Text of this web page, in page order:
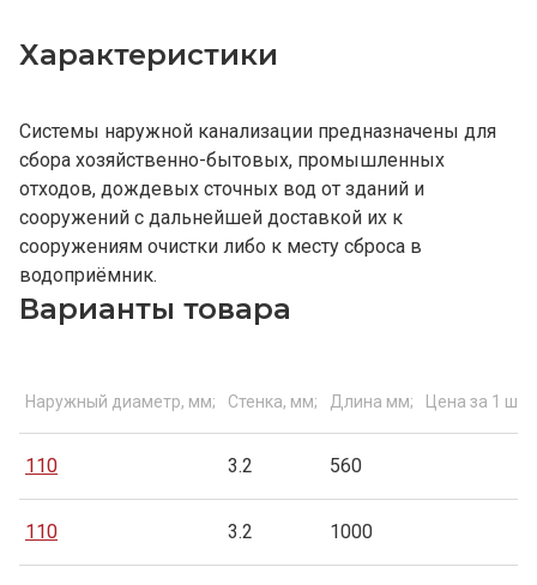
Характеристики
Системы наружной канализации предназначены для
сбора хозяйственно-бытовых, промышленных
отходов, дождевых сточных вод от зданий и
сооружений с дальнейшей доставкой их к
сооружениям очистки либо к месту сброса в
водоприёмник.
Варианты товара
Наружный диаметр, мм; Стенка, мм; Длина мм; Цена за 1 шт.
110 3.2 560
110 3.2 1000